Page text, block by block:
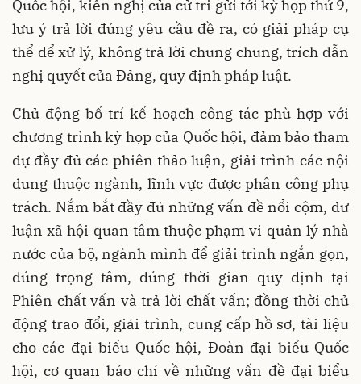
Quốc hội, kiến nghị của cử tri gửi tới kỳ họp thứ 9,
lưu ý trả lời đúng yêu cầu đề ra, có giải pháp cụ
thể để xử lý, không trả lời chung chung, trích dẫn
nghị quyết của Đảng, quy định pháp luật.
Chủ động bố trí kế hoạch công tác phù hợp với
chương trình kỳ họp của Quốc hội, đảm bảo tham
dự đầy đủ các phiên thảo luận, giải trình các nội
dung thuộc ngành, lĩnh vực được phân công phụ
trách. Nắm bắt đầy đủ những vấn đề nổi cộm, dư
luận xã hội quan tâm thuộc phạm vi quản lý nhà
nước của bộ, ngành mình để giải trình ngắn gọn,
đúng trọng tâm, đúng thời gian quy định tại
Phiên chất vấn và trả lời chất vấn; đồng thời chủ
động trao đổi, giải trình, cung cấp hồ sơ, tài liệu
cho các đại biểu Quốc hội, Đoàn đại biểu Quốc
hội, cơ quan báo chí về những vấn đề đại biểu